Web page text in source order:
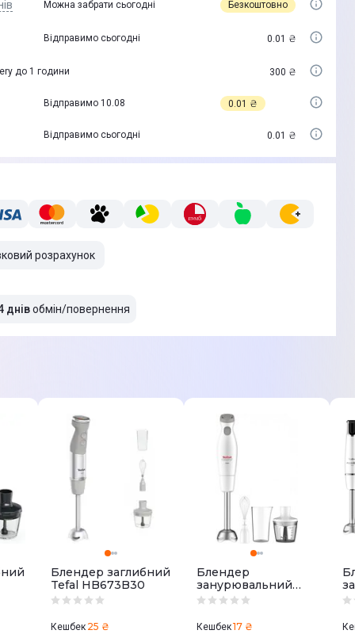
Можна забрати сьогодні Безкоштовно
Відправимо сьогодні 0.01 ₴
до 1 години 300 ₴
Відправимо 10.08 0.01 ₴
Відправимо сьогодні 0.01 ₴
розрахунок
днівобмін/повернення
Блендер заглибний
Tefal HB673B30
Кешбек 25 ₴
Блендер
занурювальний
TEFAL Easychef 3в1
Кешбек17 ₴